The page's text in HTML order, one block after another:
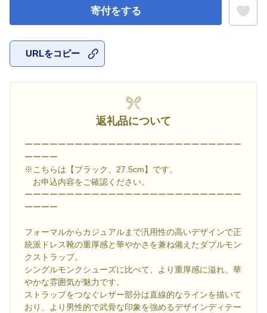
寄付をする
URLをコピー
返礼品について
ーーーーーーーーーーーーーーーーーーーーーーーーーー
ーーーー
※こちらは【ブラック、27.5cm】です。
お申込内容をご確認ください。
ーーーーーーーーーーーーーーーーーーーーーーーーーー
ーーーー
フォーマルからカジュアルまで汎用性の高いデザインで正
統派ドレス靴の重厚感と華やかさを兼ね備えたダブルモン
クストラップ。
シングルモンクシューズに比べて、より重厚感に溢れ、華
やかな雰囲気が魅力です。
ストラップをつなぐレザー部分は直線的なラインを描いて
おり、より男性的で武骨な印象を強めるデザインディテー